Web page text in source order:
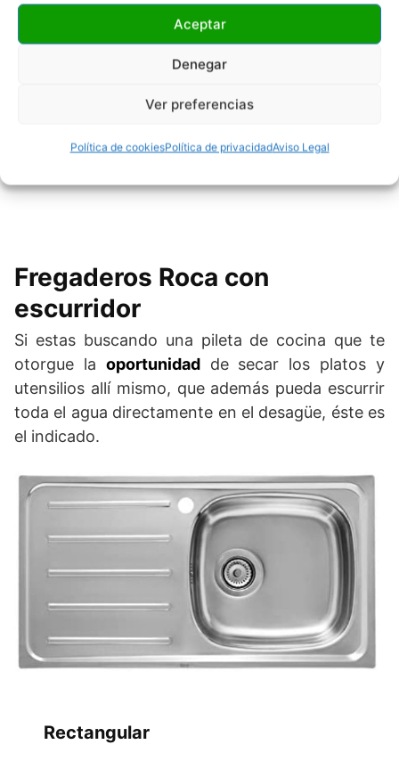
Aceptar
Denegar
Ver preferencias
Política de cookiesPolítica de privacidadAviso Legal
la política de privacidad
Fregaderos Roca con
escurridor
Si estas buscando una pileta de cocina que te
otorgue la oportunidadde secar los platos y
utensilios allí mismo, que además pueda escurrir
toda el agua directamente en el desagüe, éste es
el indicado.
Rectangular